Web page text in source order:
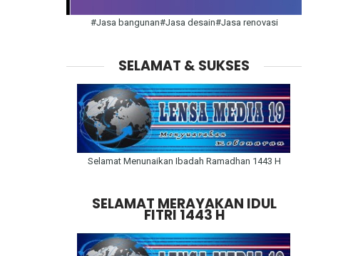
#Jasa bangunan#Jasa desain#Jasa renovasi
SELAMAT & SUKSES
Selamat Menunaikan Ibadah Ramadhan 1443 H
SELAMAT MERAYAKAN IDUL
FITRI 1443 H